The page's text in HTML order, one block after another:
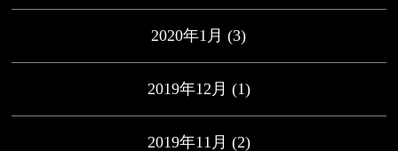
2020年1月 (3)
2019年12月 (1)
2019年11月 (2)